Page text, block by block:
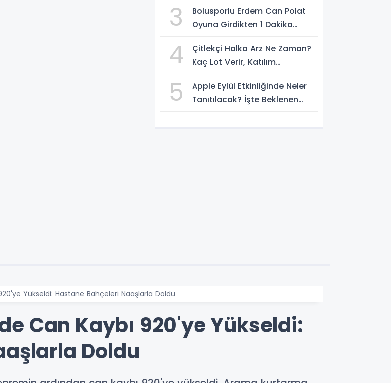
3
Bolusporlu Erdem Can Polat
Oyuna Girdikten 1 Dakika
4
Çitlekçi Halka Arz Ne Zaman?
Kaç Lot Verir, Katılım
5
Apple Eylül Etkinliğinde Neler
Tanıtılacak? İşte Beklenen
Yükseldi: Hastane Bahçeleri Naaşlarla Doldu
Can Kaybı 920'ye Yükseldi:
Doldu